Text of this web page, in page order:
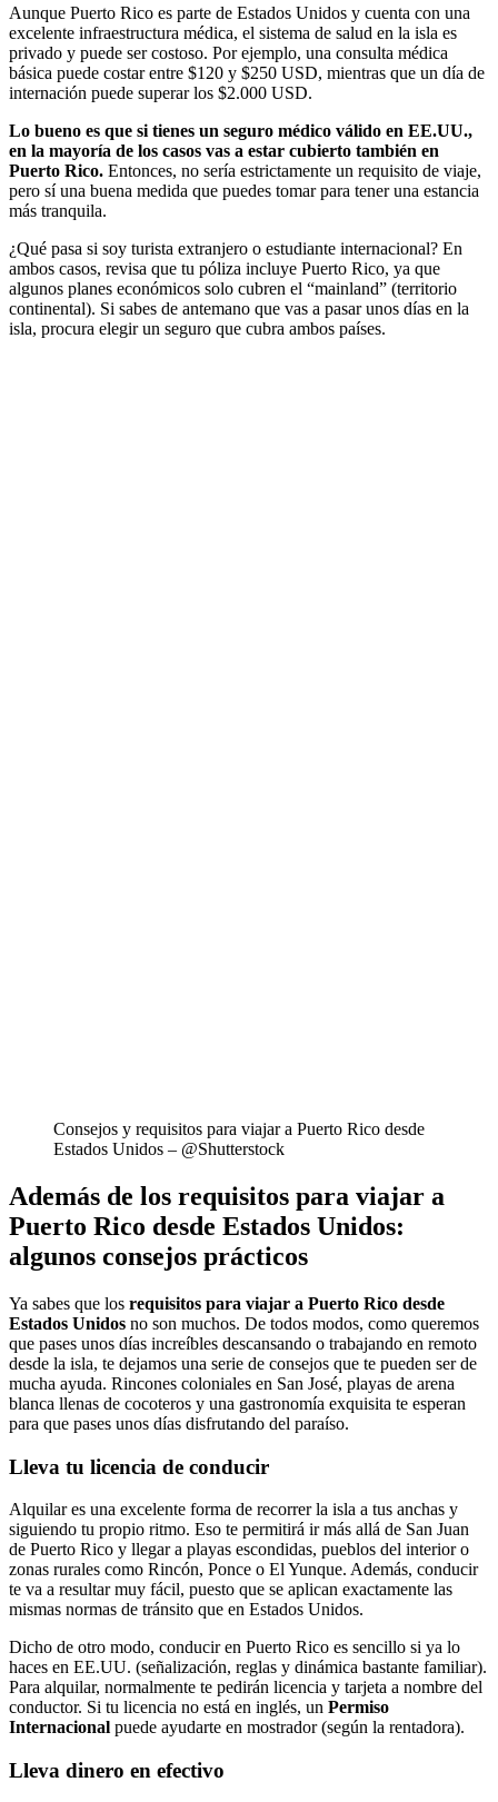
Aunque Puerto Rico es parte de Estados Unidos y cuenta con una
excelente infraestructura médica, el sistema de salud en la isla es
privado y puede ser costoso. Por ejemplo, una consulta médica
básica puede costar entre $120 y $250 USD, mientras que un día de
internación puede superar los $2.000 USD.
Lo bueno es que si tienes un seguro médico válido en EE.UU.,
en la mayoría de los casos vas a estar cubierto también en
Puerto Rico. Entonces, no sería estrictamente un requisito de viaje,
pero sí una buena medida que puedes tomar para tener una estancia
más tranquila.
¿Qué pasa si soy turista extranjero o estudiante internacional? En
ambos casos, revisa que tu póliza incluye Puerto Rico, ya que
algunos planes económicos solo cubren el “mainland” (territorio
continental). Si sabes de antemano que vas a pasar unos días en la
isla, procura elegir un seguro que cubra ambos países.
Consejos y requisitos para viajar a Puerto Rico desde
Estados Unidos – @Shutterstock
Además de los requisitos para viajar a
Puerto Rico desde Estados Unidos:
algunos consejos prácticos
Ya sabes que los requisitos para viajar a Puerto Rico desde
Estados Unidos no son muchos. De todos modos, como queremos
que pases unos días increíbles descansando o trabajando en remoto
desde la isla, te dejamos una serie de consejos que te pueden ser de
mucha ayuda. Rincones coloniales en San José, playas de arena
blanca llenas de cocoteros y una gastronomía exquisita te esperan
para que pases unos días disfrutando del paraíso.
Lleva tu licencia de conducir
Alquilar es una excelente forma de recorrer la isla a tus anchas y
siguiendo tu propio ritmo. Eso te permitirá ir más allá de San Juan
de Puerto Rico y llegar a playas escondidas, pueblos del interior o
zonas rurales como Rincón, Ponce o El Yunque. Además, conducir
te va a resultar muy fácil, puesto que se aplican exactamente las
mismas normas de tránsito que en Estados Unidos.
Dicho de otro modo, conducir en Puerto Rico es sencillo si ya lo
haces en EE.UU. (señalización, reglas y dinámica bastante familiar).
Para alquilar, normalmente te pedirán licencia y tarjeta a nombre del
conductor. Si tu licencia no está en inglés, un Permiso
Internacional puede ayudarte en mostrador (según la rentadora).
Lleva dinero en efectivo